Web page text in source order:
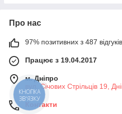
Про нас
97% позитивних з 487
Працює з 19.04.2017
м. Дніпро
вул. Січових Стрільців 19,
Контакти
КНОПКА
ЗВ'ЯЗКУ